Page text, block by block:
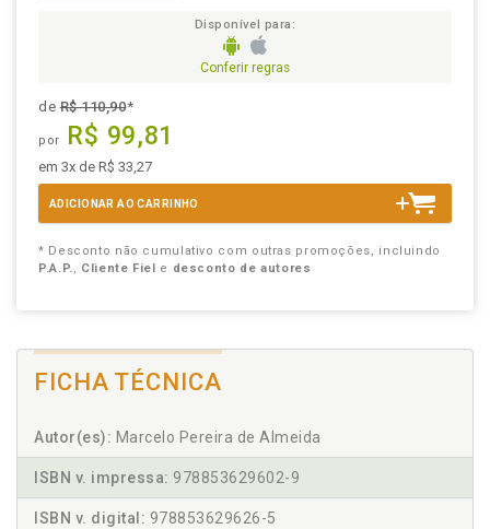
Disponível para:
Conferir regras
deR$ 110,90*
por R$ 99,81
em 3x de R$ 33,27
ADICIONAR AO CARRINHO
* Desconto não cumulativo com outras promoções, incluindo
P.A.P., Cliente Fiel e desconto de autores
FICHA TÉCNICA
Autor(es): Marcelo Pereira de Almeida
ISBN v. impressa: 978853629602-9
ISBN v. digital: 978853629626-5